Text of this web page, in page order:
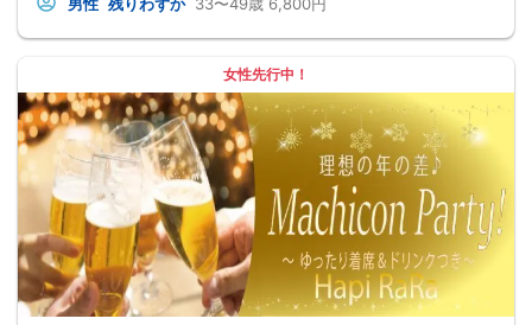
女性先行中！